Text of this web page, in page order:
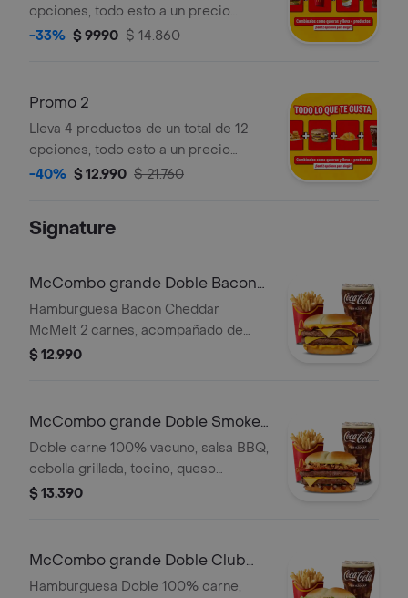
opciones, todo esto a un precio
increible
-33% $ 9990 $ 14.860
Promo 2
Lleva 4 productos de un total de 12
opciones, todo esto a un precio
increible
-40% $ 12.990 $ 21.760
Signature
McCombo grande Doble Bacon
Cheddar McMelt
Hamburguesa Bacon Cheddar
McMelt 2 carnes, acompañado de
bebida y papas grandes
$ 12.990
McCombo grande Doble Smoke
House
Doble carne 100% vacuno, salsa BBQ,
cebolla grillada, tocino, queso
cheddar y salsa CBO en pan de papa.
$ 13.390
McCombo grande Doble Club
House
Hamburguesa Doble 100% carne,